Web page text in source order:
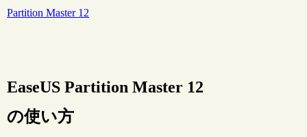
Partition Master 12
EaseUS Partition Master 12
の使い方